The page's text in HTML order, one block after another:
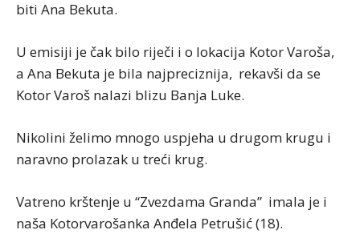
biti Ana Bekuta.
U emisiji je čak bilo riječi i o lokacija Kotor Varoša,
a Ana Bekuta je bila najpreciznija, rekavši da se
Kotor Varoš nalazi blizu Banja Luke.
Nikolini želimo mnogo uspjeha u drugom krugu i
naravno prolazak u treći krug.
Vatreno krštenje u “Zvezdama Granda” imala je i
naša Kotorvarošanka Anđela Petrušić (18).